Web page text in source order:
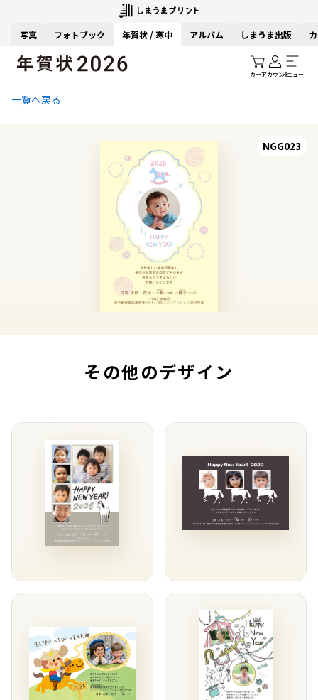
写真 フォトブック 年賀状 / 寒中 アルバム しまうま出版
カートアカウントメニュー
一覧へ戻る
NGG023
その他のデザイン